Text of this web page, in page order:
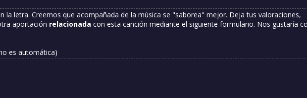
la letra. Creemos que acompañada de la música se "saborea" mejor. Deja tus valoraciones,
aportación relacionada con esta canción mediante el siguiente formulario. Nos gustaría
es automática)